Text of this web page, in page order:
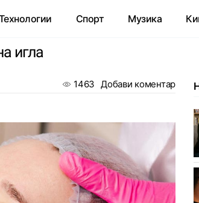
Спорт Музика
игла
1463 Добави коментар